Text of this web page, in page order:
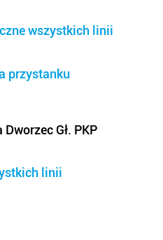
wszystkich linii
przystanku
Dworzec Gł. PKP
linii